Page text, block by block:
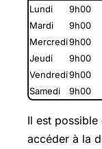
Lundi 9h00
Mardi
9h00
Mercredi9h00
Jeudi
9h00
Vendredi9h00
Samedi
9h00
Il est
accéder à la